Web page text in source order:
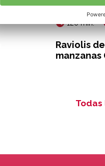
120 min.
Raviolis
Todas